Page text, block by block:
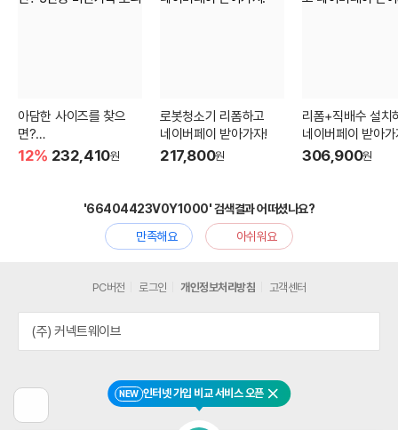
아담한 사이즈를 찾으
면?
3인용 비건가죽 소파
12% 232,410원
로봇청소기 리폼하고
네이버페이 받아가자!
217,800원
리폼+직배수 설치
네이버페이 받아가
306,900원
'66404423V0Y1000' 검색결과 어떠셨나요?
만족해요
아쉬워요
전
NEW 인터넷 가입 비교 서비스 오픈 닫기
PC버전 로그인 개인정보처리방침 고객센터
(주) 커넥트웨이브